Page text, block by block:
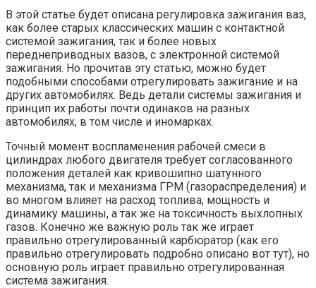
В этой статье будет описана регулировка зажигания ваз,
как более старых классических машин с контактной
системой зажигания, так и более новых
переднеприводных вазов, с электронной системой
зажигания. Но прочитав эту статью, можно будет
подобными способами отрегулировать зажигание и на
других автомобилях. Ведь детали системы зажигания и
принцип их работы почти одинаков на разных
автомобилях, в том числе и иномарках.
Точный момент воспламенения рабочей смеси в
цилиндрах любого двигателя требует согласованного
положения деталей как кривошипно шатунного
механизма, так и механизма ГРМ (газораспределения) и
во многом влияет на расход топлива, мощность и
динамику машины, а так же на токсичность выхлопных
газов. Конечно же важную роль так же играет
правильно отрегулированный карбюратор (как его
правильно отрегулировать подробно описано вот тут), но
основную роль играет правильно отрегулированная
система зажигания.